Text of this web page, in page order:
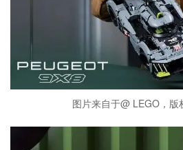
图片来自于@ LEGO，版